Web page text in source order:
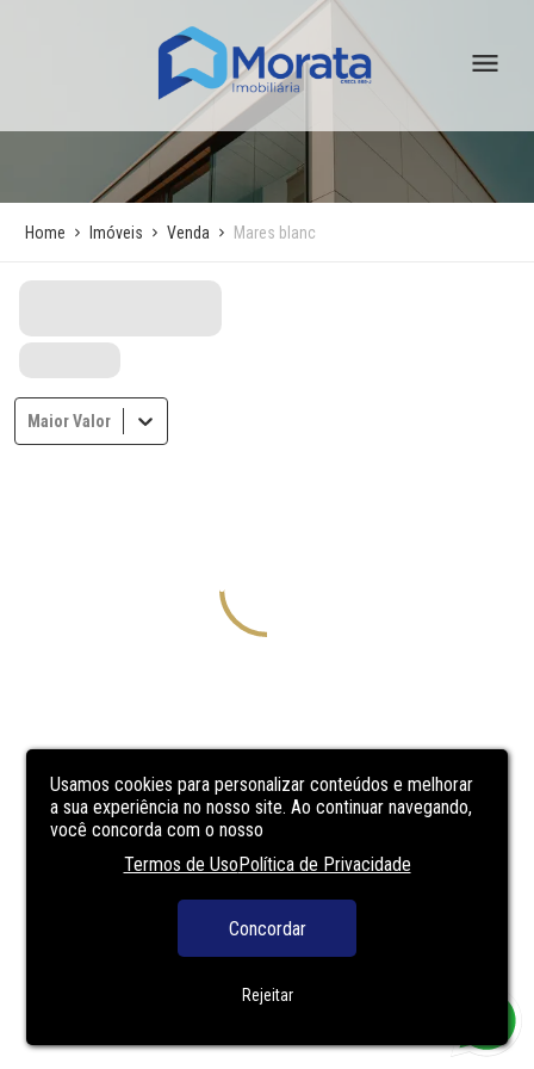
Usamos cookies para personalizar conteúdos e melhorar
a sua experiência no nosso site. Ao continuar navegando,
você concorda com o nosso
Termos de UsoPolítica de Privacidade
Concordar
Rejeitar
Home Imóveis Venda Mares blanc
Maior Valor